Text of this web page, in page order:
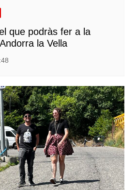
que podràs fer a la
la Vella